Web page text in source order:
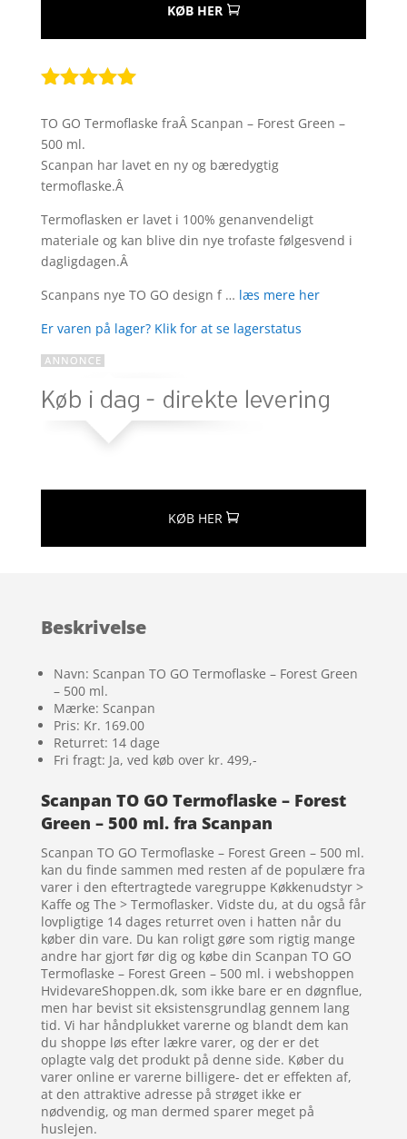
KØB HER
som5ud
af 5
baseret på
kundebedøm
melser
TO GO Termoflaske fraÂ Scanpan – Forest Green –
500 ml.
Scanpan har lavet en ny og bæredygtig
termoflaske.Â
Termoflasken er lavet i 100% genanvendeligt
materiale og kan blive din nye trofaste følgesvend i
dagligdagen.Â
Scanpans nye TO GO design f … læs mere her
Er varen på lager? Klik for at se lagerstatus
KØB HER
Beskrivelse
Navn: Scanpan TO GO Termoflaske – Forest Green
– 500 ml.
Mærke: Scanpan
Pris: Kr. 169.00
Returret: 14 dage
Fri fragt: Ja, ved køb over kr. 499,-
Scanpan TO GO Termoflaske – Forest
Green – 500 ml. fra Scanpan
Scanpan TO GO Termoflaske – Forest Green – 500 ml.
kan du finde sammen med resten af de populære fra
varer i den eftertragtede varegruppe Køkkenudstyr >
Kaffe og The > Termoflasker. Vidste du, at du også får
lovpligtige 14 dages returret oven i hatten når du
køber din vare. Du kan roligt gøre som rigtig mange
andre har gjort før dig og købe din Scanpan TO GO
Termoflaske – Forest Green – 500 ml. i webshoppen
HvidevareShoppen.dk, som ikke bare er en døgnflue,
men har bevist sit eksistensgrundlag gennem lang
tid. Vi har håndplukket varerne og blandt dem kan
du shoppe løs efter lækre varer, og der er det
oplagte valg det produkt på denne side. Køber du
varer online er varerne billigere- det er effekten af,
at den attraktive adresse på strøget ikke er
nødvendig, og man dermed sparer meget på
huslejen.